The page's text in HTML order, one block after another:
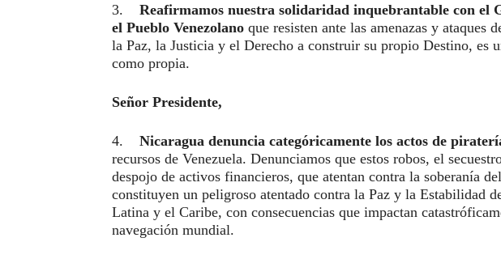
3. Reafirmamos nuestra solidaridad inquebrantable con el
el Pueblo Venezolano que resisten ante las amenazas y ataques
la Paz, la Justicia y el Derecho a construir su propio Destino, es
como propia.
Señor Presidente,
4. Nicaragua denuncia categóricamente los actos de
recursos de Venezuela. Denunciamos que estos robos, el
despojo de activos financieros, que atentan contra la soberanía
constituyen un peligroso atentado contra la Paz y la Estabilidad
Latina y el Caribe, con consecuencias que impactan
navegación mundial.